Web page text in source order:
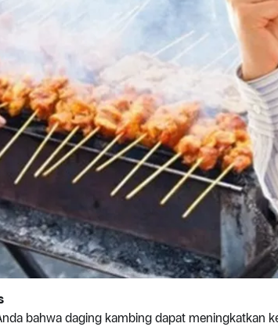
bahwa daging kambing dapat meningkatkan